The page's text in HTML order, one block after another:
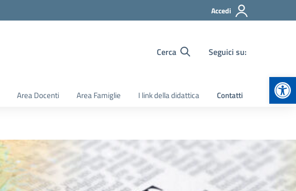
Accedi
Cerca Seguici su:
Area Docenti Area Famiglie I link della didattica Contatti